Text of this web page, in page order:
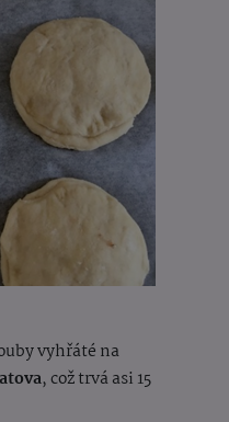
vyhřáté na
, což trvá asi 15